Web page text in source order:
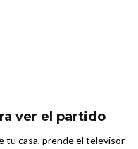
ver el partido
tu casa, prende el televisor